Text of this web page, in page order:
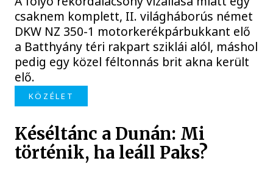
csaknem komplett, II. világháborús német
DKW NZ 350-1 motorkerékpárbukkant elő
a Batthyány téri rakpart sziklái alól, máshol
pedig egy közel féltonnás brit akna került
elő.
KÖZÉLET
Késéltánc a Dunán: Mi
történik, ha leáll Paks?